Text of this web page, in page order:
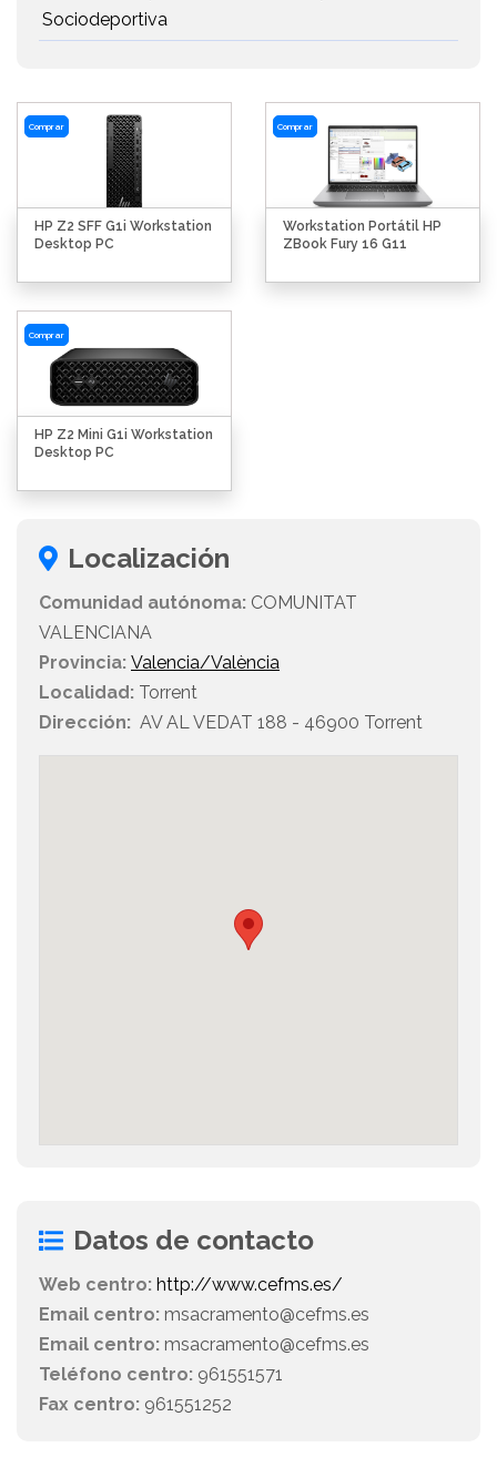
Sociodeportiva
Comprar
HP Z2 SFF G1i Workstation
Desktop PC
Comprar
Workstation Portátil HP
ZBook Fury 16 G11
Comprar
HP Z2 Mini G1i Workstation
Desktop PC
Localización
Comunidad autónoma: COMUNITAT
VALENCIANA
Provincia: Valencia/València
Localidad: Torrent
Dirección: AV AL VEDAT 188 - 46900 Torrent
Datos de contacto
Web centro: http://www.cefms.es/
Email centro: msacramento@cefms.es
Email centro: msacramento@cefms.es
Teléfono centro: 961551571
Fax centro: 961551252